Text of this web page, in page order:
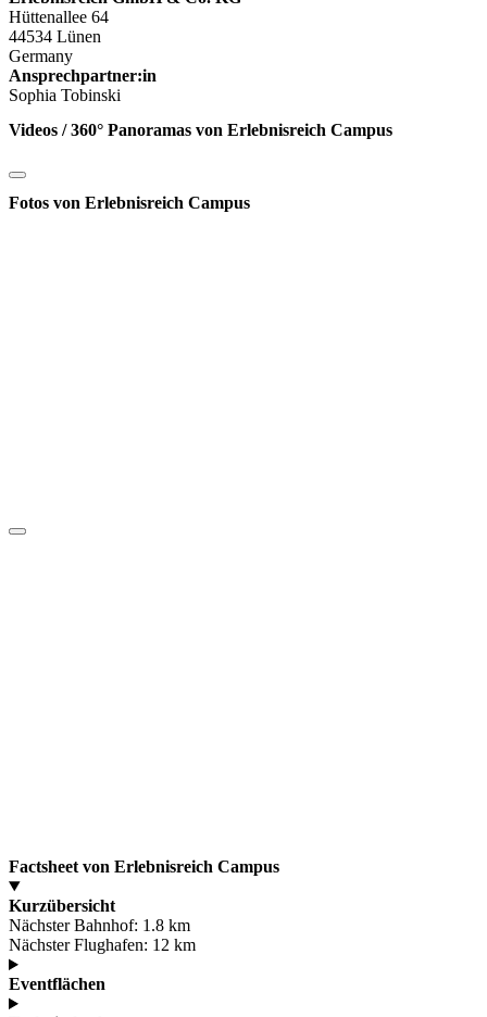
Hüttenallee 64
44534 Lünen
Germany
Ansprechpartner:in
Sophia Tobinski
Videos / 360° Panoramas von Erlebnisreich Campus
Fotos von Erlebnisreich Campus
Factsheet von Erlebnisreich Campus
Kurzübersicht
Nächster Bahnhof: 1.8 km
Nächster Flughafen: 12 km
Eventflächen